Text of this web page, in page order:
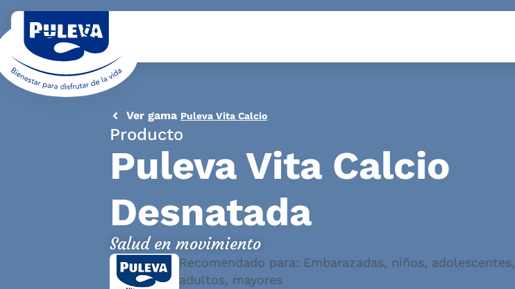
Ver gama Puleva Vita Calcio
Producto
Puleva Vita Calcio
Desnatada
Salud en movimiento
Recomendado para: Embarazadas, niños, adolescentes,
adultos, mayores